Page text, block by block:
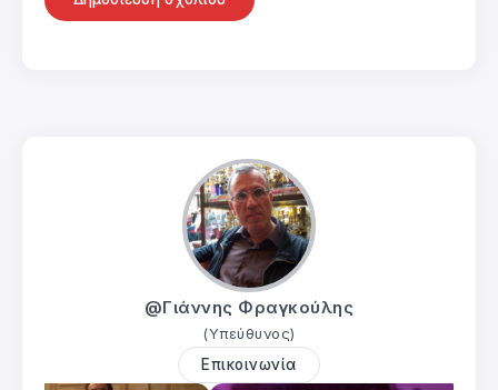
@Γιάννης Φραγκούλης
(Υπεύθυνος)
Επικοινωνία